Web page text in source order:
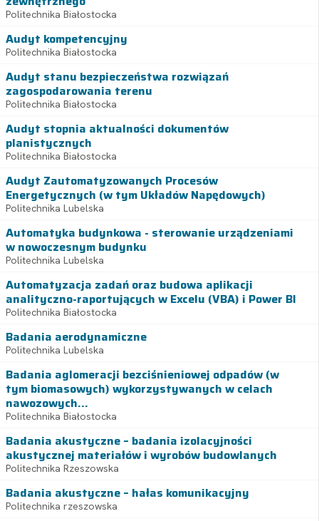
Politechnika Białostocka
Audyt kompetencyjny
Politechnika Białostocka
Audyt stanu bezpieczeństwa rozwiązań
zagospodarowania terenu
Politechnika Białostocka
Audyt stopnia aktualności dokumentów
planistycznych
Politechnika Białostocka
Audyt Zautomatyzowanych Procesów
Energetycznych (w tym Układów Napędowych)
Politechnika Lubelska
Automatyka budynkowa - sterowanie urządzeniami
w nowoczesnym budynku
Politechnika Lubelska
Automatyzacja zadań oraz budowa aplikacji
analityczno-raportujących w Excelu (VBA) i Power BI
Politechnika Białostocka
Badania aerodynamiczne
Politechnika Lubelska
Badania aglomeracji bezciśnieniowej odpadów (w
tym biomasowych) wykorzystywanych w celach
nawozowych...
Politechnika Białostocka
Badania akustyczne – badania izolacyjności
akustycznej materiałów i wyrobów budowlanych
Politechnika Rzeszowska
Badania akustyczne – hałas komunikacyjny
Politechnika rzeszowska